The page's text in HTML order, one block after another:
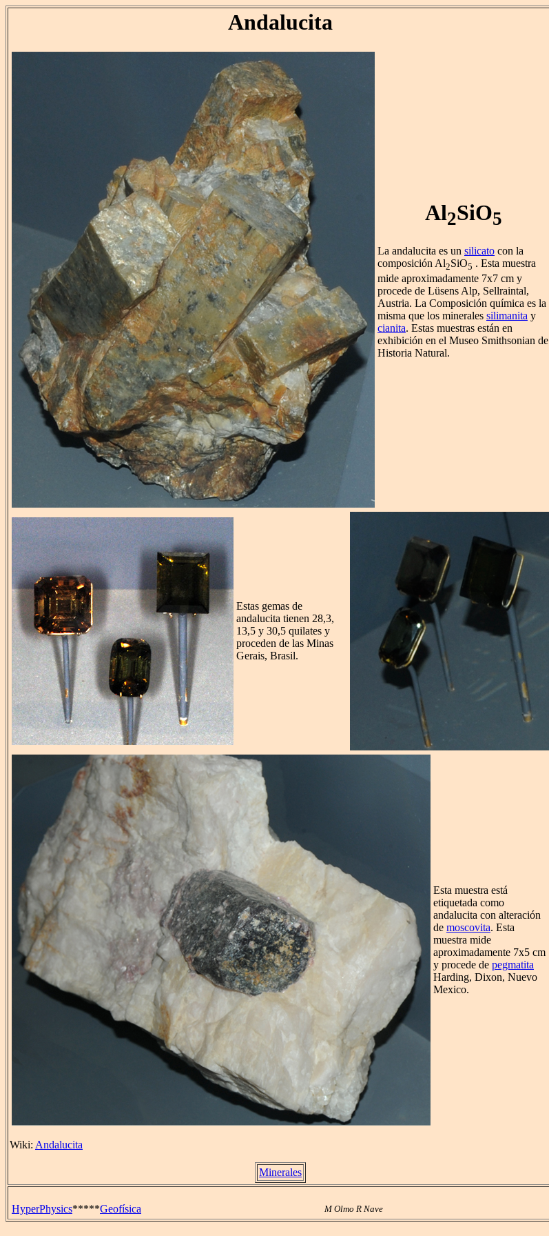
Andalucita
Al2SiO5
La andalucita es un silicato con la
composición Al2SiO5 . Esta muestra
mide aproximadamente 7x7 cm y
procede de Lüsens Alp, Sellraintal,
Austria. La Composición química es la
misma que los minerales silimanita y
cianita. Estas muestras están en
exhibición en el Museo Smithsonian de
Historia Natural.
Estas gemas de
andalucita tienen 28,3,
13,5 y 30,5 quilates y
proceden de las Minas
Gerais, Brasil.
Esta muestra está
etiquetada como
andalucita con alteración
de moscovita. Esta
muestra mide
aproximadamente 7x5 cm
y procede de pegmatita
Harding, Dixon, Nuevo
Mexico.
Wiki: Andalucita
Minerales
HyperPhysics*****Geofísica M Olmo R Nave